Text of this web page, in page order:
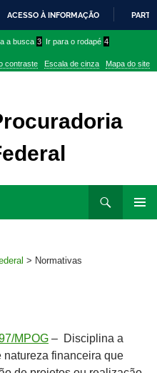
ACESSO À INFORMAÇÃO
a busca 3 Ir para o rodapé 4
contraste Escala de cinza Mapa do site
> Normativas
MPOG – Disciplina a
financeira que